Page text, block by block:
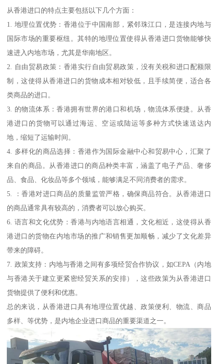
从香港进口的特点主要包括以下几个方面：
1. 地理位置优势：香港位于中国南部，紧邻珠江口，是连接内地与
国际市场的重要枢纽。其特的地理位置使得从香港进口货物能够快
速进入内地市场，尤其是华南地区。
2. 自由贸易政策：香港实行自由贸易政策，没有关税和进口配额限
制，这使得从香港进口的货物成本相对较低，且手续简便，适合各
类商品的进口。
3. 的物流体系：香港拥有世界的港口和机场，物流体系便捷。从香
港进口的货物可以通过海运、空运或陆运等多种方式快速送达内
地，缩短了运输时间。
4. 多样化的商品选择：香港作为国际金融中心和贸易中心，汇聚了
来自的商品。从香港进口的商品种类丰富，涵盖了电子产品、奢侈
品、食品、化妆品等多个领域，能够满足不同消费者的需求。
5. ：香港对进口商品的质量监管严格，确保商品符合。从香港进口
的商品通常具有较高的，消费者可以放心购买。
6. 语言和文化优势：香港与内地语言相通，文化相近，这使得从香
港进口的货物在内地市场的推广和销售更加顺畅，减少了文化差异
带来的障碍。
7. 政策支持：内地与香港之间有多项经贸合作协议，如CEPA（内地
与香港关于建立更紧密经贸关系的安排），这些政策为从香港进口
货物提供了便利和优惠。
总的来说，从香港进口具有地理位置优越、政策便利、物流、商品
多样、等优势，是内地企业进口商品的重要渠道之一。